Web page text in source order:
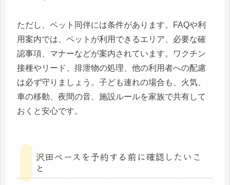
ただし、ペット同伴には条件があります。FAQや利
用案内では、ペットが利用できるエリア、必要な確
認事項、マナーなどが案内されています。ワクチン
接種やリード、排泄物の処理、他の利用者への配慮
は必ず守りましょう。子ども連れの場合も、火気、
車の移動、夜間の音、施設ルールを家族で共有して
おくと安心です。
沢田ベースを予約する前に確認したいこ
と